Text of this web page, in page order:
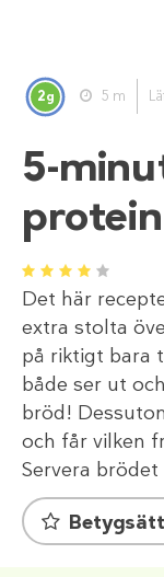
2g 5 m
5-
1 2 3 4 5
Det här
extra stolta
på riktigt bara
både ser ut
bröd!
och får vilken
Servera